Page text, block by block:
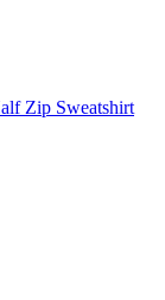
Zip Sweatshirt